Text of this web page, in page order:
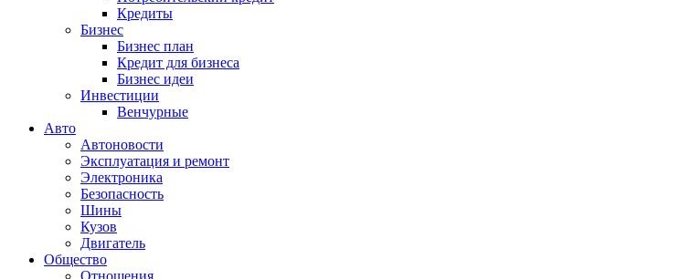
Кредиты
Бизнес
Бизнес план
Кредит для бизнеса
Бизнес идеи
Инвестиции
Венчурные
Авто
Автоновости
Эксплуатация и ремонт
Электроника
Безопасность
Шины
Кузов
Двигатель
Общество
Отношения